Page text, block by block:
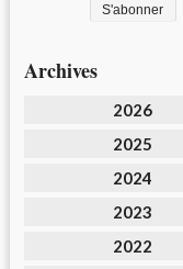
Archives
2026
2025
2024
2023
2022